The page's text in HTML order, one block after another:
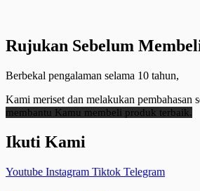
Rujukan Sebelum
Berbekal pengalaman selama 10 tahun,
Kami meriset dan melakukan pembahasan
membantu Kamu membeli produk terbaik.
Ikuti Kami
Youtube Instagram Tiktok Telegram